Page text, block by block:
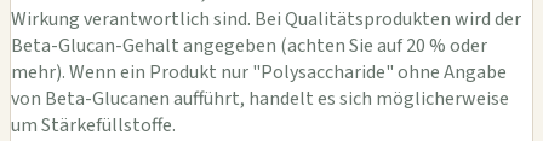
Wirkung verantwortlich sind. Bei Qualitätsprodukten wird der
Beta-Glucan-Gehalt angegeben (achten Sie auf 20 % oder
mehr). Wenn ein Produkt nur "Polysaccharide" ohne Angabe
von Beta-Glucanen aufführt, handelt es sich möglicherweise
um Stärkefüllstoffe.